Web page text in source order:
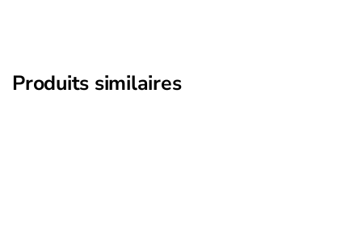
Produits similaires